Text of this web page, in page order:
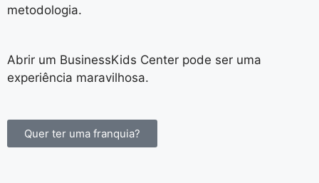
metodologia.
Abrir um BusinessKids Center pode ser uma
experiência maravilhosa.
Quer ter uma franquia?